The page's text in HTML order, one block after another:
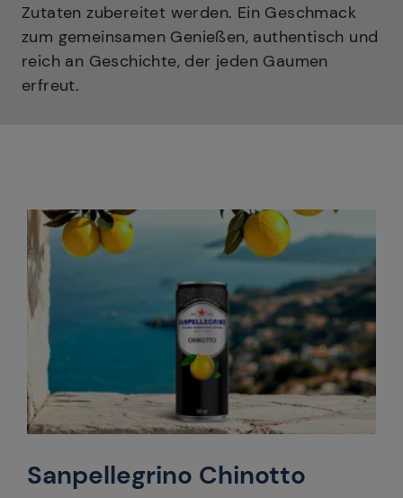
Zutaten zubereitet werden. Ein Geschmack
zum gemeinsamen Genießen, authentisch und
reich an Geschichte, der jeden Gaumen
erfreut.
Sanpellegrino Chinotto